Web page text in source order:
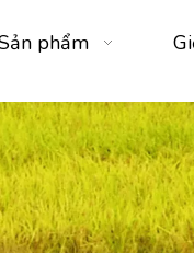
phẩm